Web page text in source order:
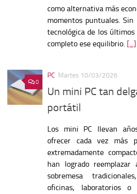
como alternativa más
momentos puntuales.
tecnológica de los
completo ese equilibrio. [...]
0
PC Martes 10/03/2026
Un mini PC tan
portátil
Los mini PC llevan
ofrecer cada vez más
extremadamente
han logrado reemplazar
sobremesa
oficinas, laboratorios o